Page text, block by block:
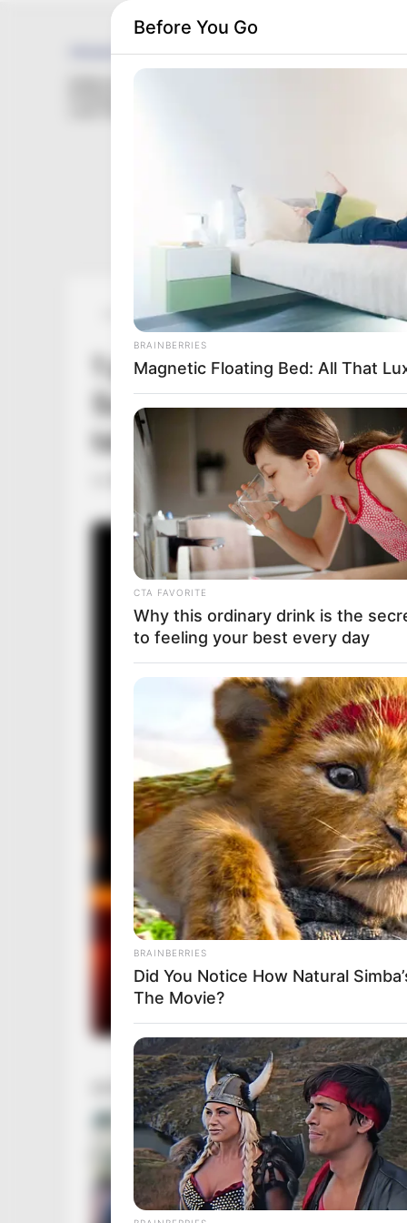
Friss hírek
1 perce érkezett!
Szörnyű hírt kaptunk
távozott közülünk!
November 24, 2025
Before You Go
BRAINBERRIES
Magnetic Floating Bed: All That
CTA FAVORITE
Why this ordinary drink is the
to feeling your best every day
BRAINBERRIES
Did You Notice How Natural
The Movie?